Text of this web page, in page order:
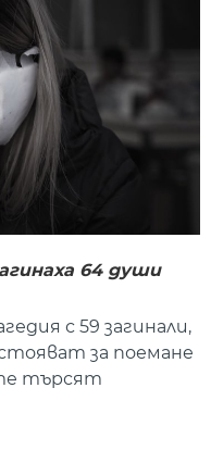
64 души
с 59 загинали,
за поемане
търсят